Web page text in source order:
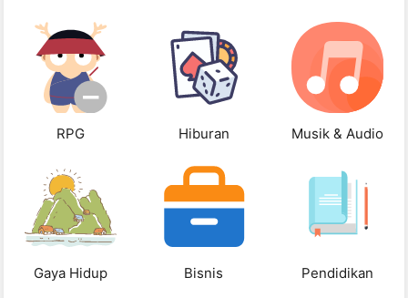
RPG Hiburan Musik & Audio
Gaya Hidup Bisnis Pendidikan